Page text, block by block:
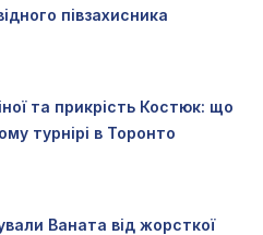
півзахисника
та прикрість Костюк: що
турнірі в Торонто
Ваната від жорсткої